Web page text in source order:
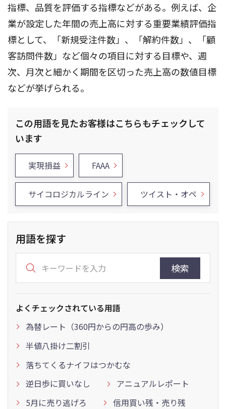
指標、品質を評価する指標などがある。例えば、企
業が設定した年間の売上高に対する重要業績評価指
標として、「新規受注件数」、「解約件数」、「顧
客訪問件数」など個々の項目に対する目標や、週
次、月次と細かく期間を区切った売上高の数値目標
などが挙げられる。
この用語を見たお客様はこちらもチェックして
います
実現損益 FAAA
サイコロジカルライン ツイスト・オペ
用語を探す
検索
よくチェックされている用語
為替レート（360円からの円高の歩み）
半値八掛け二割引
落ちてくるナイフはつかむな
逆日歩に買いなし
アニュアルレポート
5月に売り逃げろ
信用買い残・売り残